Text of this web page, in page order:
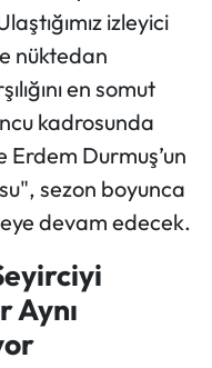
izleyici
nüktedan
en somut
kadrosunda
Erdem Durmuş’un
sezon boyunca
devam edecek.
Aynı